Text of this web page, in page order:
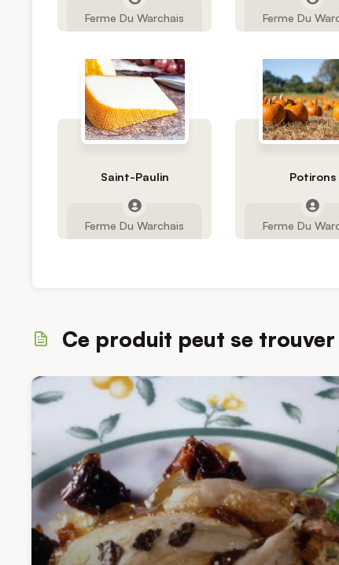
Ferme Du Warchais Ferme Du
Saint-Paulin
Ferme Du Warchais
Potirons
Ferme Du
Ce produit peut se